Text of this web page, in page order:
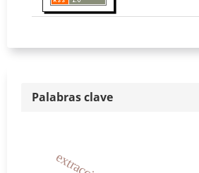
Palabras clave